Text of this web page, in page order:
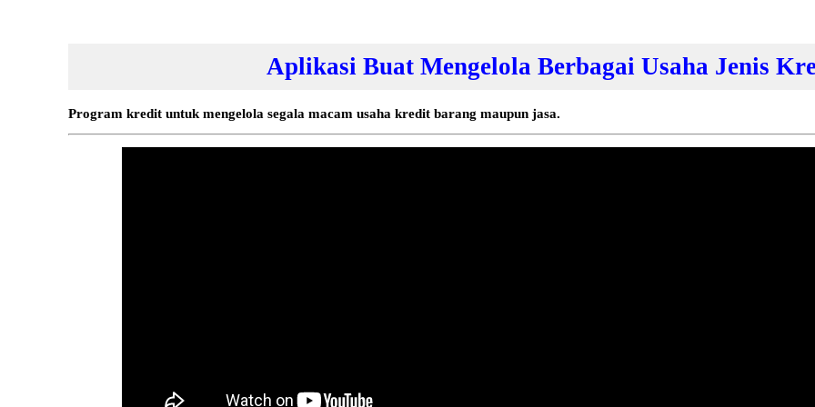
Aplikasi Buat Mengelola Berbagai Usaha Jenis
Program kredit untuk mengelola segala macam usaha kredit barang maupun jasa.